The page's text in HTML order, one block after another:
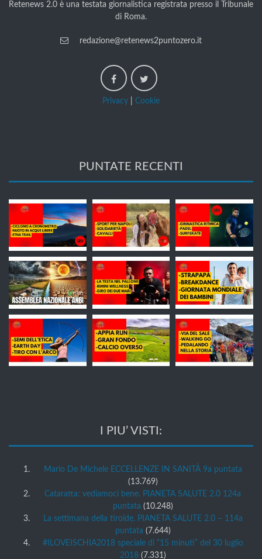
Retenews 2.0 è una testata giornalistica registrata presso il Tribunale
di Roma.
redazione@retenews2puntozero.it
Privacy Cookie
PUNTATE RECENTI
I PIU’ VISTI:
Mario De Michele ECCELLENZE IN SANITÀ 9a puntata
(13.769)
Cataratta: vediamoci bene. PIANETA SALUTE 2.0 124a
puntata (10.248)
La settimana della tiroide. PIANETA SALUTE 2.0 – 114a
puntata (7.644)
#ILOVEISCHIA2018 speciale di “15 minuti” del 30 luglio
2018 (7.331)